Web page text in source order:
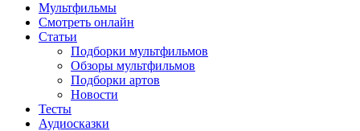
Мультфильмы
Смотреть онлайн
Статьи
Подборки мультфильмов
Обзоры мультфильмов
Подборки артов
Новости
Тесты
Аудиосказки